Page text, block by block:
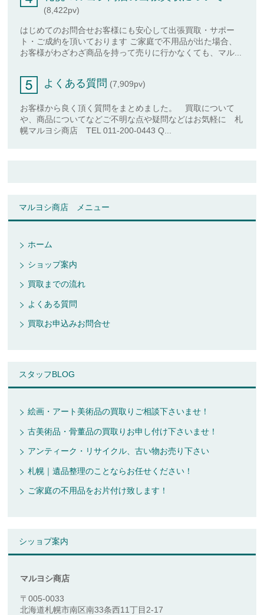
(8,422pv)
はじめてのお問合せお客様にも安心して出張買取・サポー
ト・ご成約を頂いております ご家庭で不用品が出た場合、
お客様がわざわざ商品を持って売りに行かなくても、マル...
よくある質問 (7,909pv)
お客様から良く頂く質問をまとめました。 買取について
や、商品についてなどご不明な点や疑問などはお気軽に 札
幌マルヨシ商店 TEL 011-200-0443 Q...
マルヨシ商店 メニュー
ホーム
ショップ案内
買取までの流れ
よくある質問
買取お申込みお問合せ
スタッフBLOG
絵画・アート美術品の買取りご相談下さいませ！
古美術品・骨董品の買取りお申し付け下さいませ！
アンティーク・リサイクル、古い物お売り下さい
札幌｜遺品整理のことならお任せください！
ご家庭の不用品をお片付け致します！
シッョプ案内
マルヨシ商店
〒005-0033
北海道札幌市南区南33条西11丁目2-17